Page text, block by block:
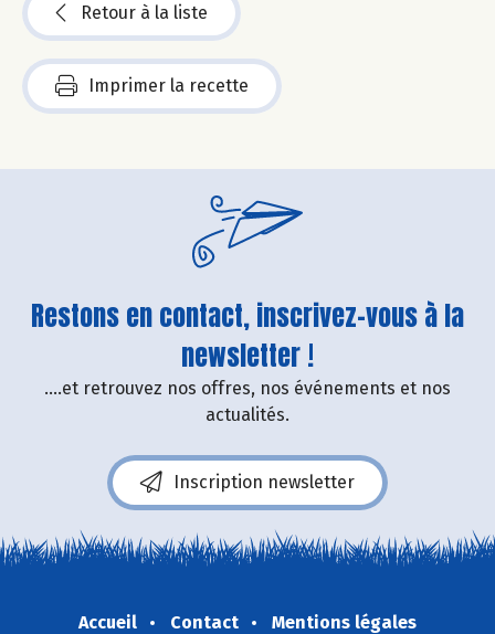
Retour à la liste
Imprimer la recette
Restons en contact, inscrivez-vous à la
newsletter !
....et retrouvez nos offres, nos événements et nos
actualités.
Inscription newsletter
Accueil Contact
Mentions légales